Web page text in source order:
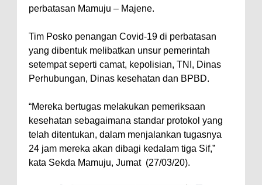
perbatasan Mamuju – Majene.
Tim Posko penangan Covid-19 di perbatasan
yang dibentuk melibatkan unsur pemerintah
setempat seperti camat, kepolisian, TNI, Dinas
Perhubungan, Dinas kesehatan dan BPBD.
“Mereka bertugas melakukan pemeriksaan
kesehatan sebagaimana standar protokol yang
telah ditentukan, dalam menjalankan tugasnya
24 jam mereka akan dibagi kedalam tiga Sif,”
kata Sekda Mamuju, Jumat (27/03/20).